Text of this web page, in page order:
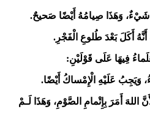
شَيْءٌ، وَهَذَا صِيامُهُ أَيْضًا صَحيحٌ.
أَنَّهُ أَكَلَ بَعْدَ طُلوعِ الْفَجْرِ.
فِيهَا عَلَى قَوْلَيْنِ:
وَيَجِبُ عَلَيْهِ الْإِمْساكُ أَيْضًا.
اللهَ أَمَرَ بِإِتْمامِ الصَّوْمِ، وَهَذَا لَـمْ